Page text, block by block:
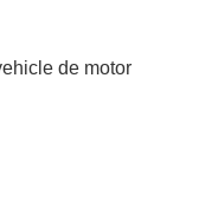
de motor